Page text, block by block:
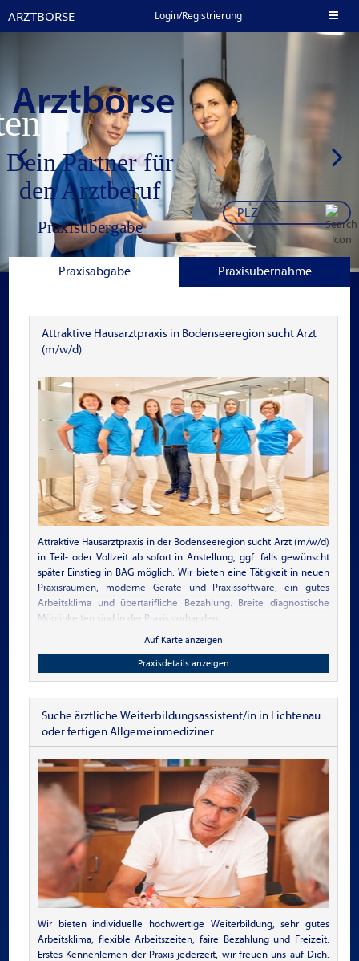
ARZTBÖRSE Login/Registrierung
Arztbörse
Dein Partner für
den Arztberuf
Praxisübergabe
Stellenangebote in
Jobbörse Klinik
Wohn- und
Praxisimmobilien für
Ärzte
Praxisabgabe Praxisübernahme
Attraktive Hausarztpraxis in Bodenseeregion sucht Arzt
(m/w/d)
Attraktive Hausarztpraxis in der Bodenseeregion sucht Arzt (m/w/d)
in Teil- oder Vollzeit ab sofort in Anstellung, ggf. falls gewünscht
später Einstieg in BAG möglich. Wir bieten eine Tätigkeit in neuen
Praxisräumen, moderne Geräte und Praxissoftware, ein gutes
Arbeitsklima und übertarifliche Bezahlung. Breite diagnostische
Möglihkeiten sind in der Praxis vorhanden.
Auf Karte anzeigen
Praxisdetails anzeigen
Suche ärztliche Weiterbildungsassistent/in in Lichtenau
oder fertigen Allgemeinmediziner
Wir bieten individuelle hochwertige Weiterbildung, sehr gutes
Arbeitsklima, flexible Arbeitszeiten, faire Bezahlung und Freizeit.
Erstes Kennenlernen der Praxis jederzeit, wir freuen uns auf Dich.